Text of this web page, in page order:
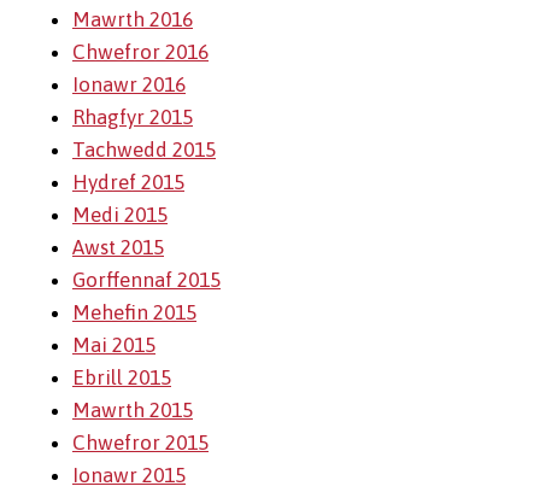
Mawrth 2016
Chwefror 2016
Ionawr 2016
Rhagfyr 2015
Tachwedd 2015
Hydref 2015
Medi 2015
Awst 2015
Gorffennaf 2015
Mehefin 2015
Mai 2015
Ebrill 2015
Mawrth 2015
Chwefror 2015
Ionawr 2015